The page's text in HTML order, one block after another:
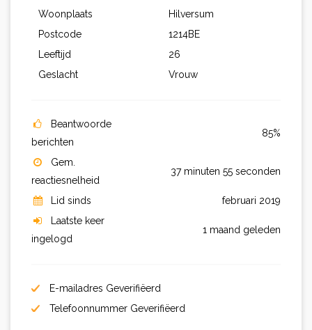
Woonplaats
Hilversum
Postcode
1214BE
Leeftijd
26
Geslacht
Vrouw
Beantwoorde
berichten
85%
Gem.
reactiesnelheid
37 minuten 55 seconden
Lid sinds
februari 2019
Laatste keer
ingelogd
1 maand geleden
E-mailadres Geverifiëerd
Telefoonnummer Geverifiëerd